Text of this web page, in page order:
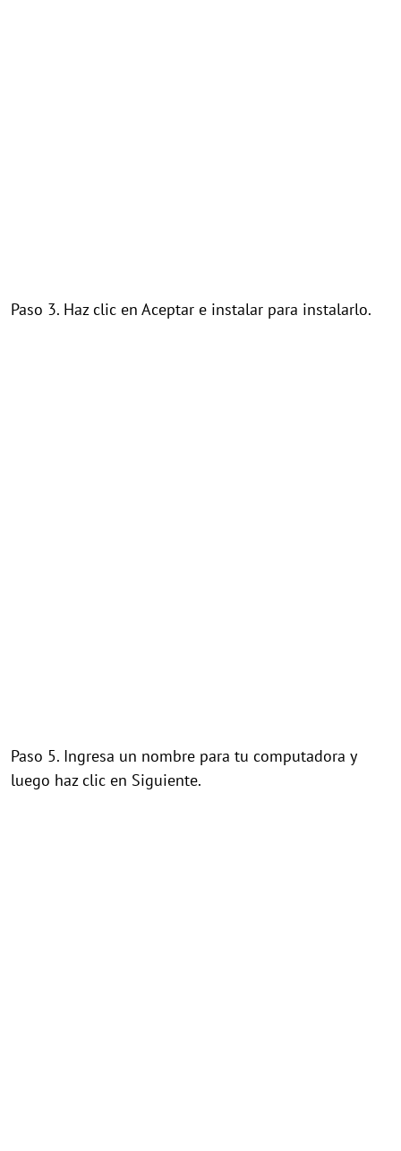
Paso 3. Haz clic en Aceptar e instalar para instalarlo.
Paso 5. Ingresa un nombre para tu computadora y
luego haz clic en Siguiente.